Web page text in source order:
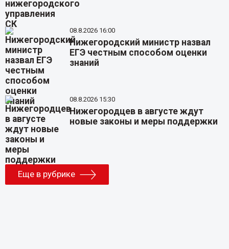
08.8.2026 16:00
Нижегородский министр назвал
ЕГЭ честным способом оценки
знаний
08.8.2026 15:30
Нижегородцев в августе ждут
новые законы и меры поддержки
Еще в рубрике